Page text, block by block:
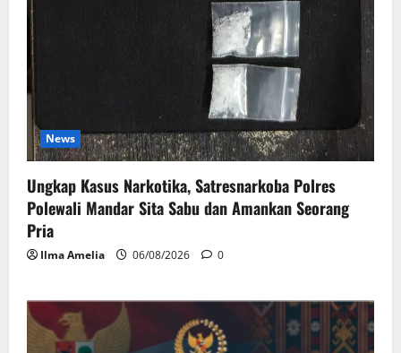
News
Ungkap Kasus Narkotika, Satresnarkoba Polres
Polewali Mandar Sita Sabu dan Amankan Seorang
Pria
Ilma Amelia 06/08/2026 0